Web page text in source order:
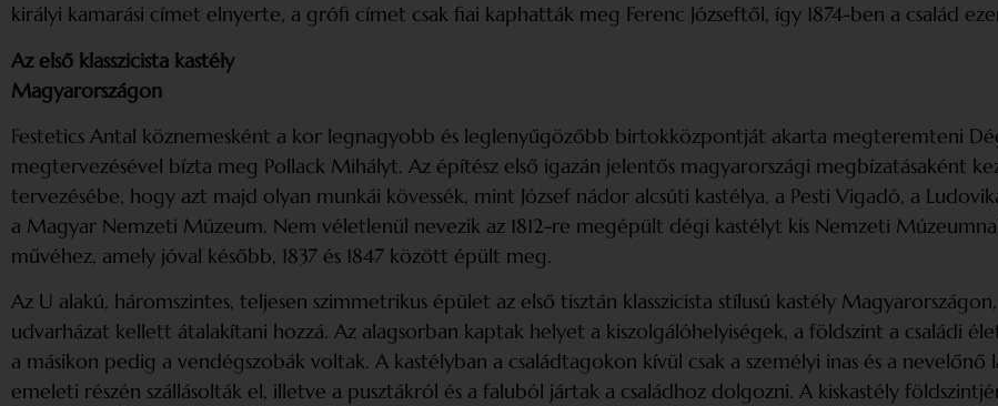
királyi kamarási címet elnyerte, a grófi címet csak fiai kaphatták meg Ferenc Józseftől, így 1874-ben a család
Az első klasszicista kastély
Magyarországon
Festetics Antal köznemesként a kor legnagyobb és leg­lenyűgözőbb birtokközpontját akarta megteremteni
megtervezésével bízta meg Pollack Mihályt. Az építész első igazán jelentős magyarországi megbízatásaként
tervezésébe, hogy azt majd olyan munkái kövessék, mint József nádor alcsúti kastélya, a Pesti Vigadó, a
a Magyar Nemzeti Múzeum. Nem véletlenül nevezik az 1812-re megépült dégi kastélyt kis Nemzeti
művéhez, amely jóval később, 1837 és 1847 között épült meg.
Az U alakú, háromszintes, teljesen szimmetrikus épület az első tisztán klasszicista stílusú kastély
udvarházat kellett átalakítani hozzá. Az alagsorban kaptak helyet a kiszolgálóhelyiségek, a földszint a családi
a másikon pedig a vendégszobák voltak. A kastélyban a családtagokon kívül csak a személyi inas és a
emeleti részén szállásolták el, illetve a pusztákról és a faluból jártak a családhoz dolgozni. A kiskastély